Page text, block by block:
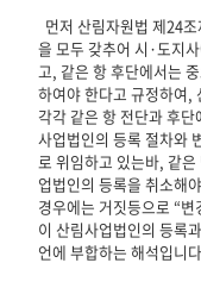
을 모두 갖추어 시·도지
고, 같은 항 후단에서는
하여야 한다고 규정하여,
각각 같은 항 전단과 후
사업법인의 등록 절차와
로 위임하고 있는바, 같
업법인의 등록을 취소해
경우에는 거짓등으로 “
이 산림사업법인의 등록
언에 부합하는 해석입니